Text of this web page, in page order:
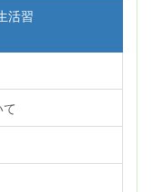
活習